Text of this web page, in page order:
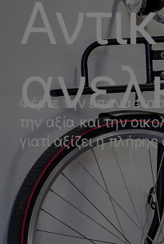
Φέρτε την
την αξία και την
γιατί αξίζει η